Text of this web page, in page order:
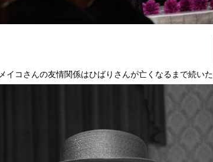
イコさんの友情関係はひばりさんが亡くなるまで続いた